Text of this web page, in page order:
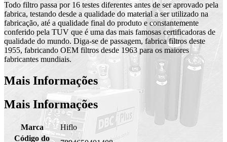
Todo filtro passa por 16 testes diferentes antes de ser aprovado pela
fabrica, testando desde a qualidade do material a ser utilizado na
fabricação, até a qualidade final do produto e constantemente
conferido pela TUV que é uma das mais famosas certificadoras de
qualidade do mundo. Diga-se de passagem, fabrica filtros deste
1955, fabricando OEM filtros desde 1963 para os maiores
fabricantes mundiais.
Mais Informações
Mais Informações
Marca
Hiflo
Código do